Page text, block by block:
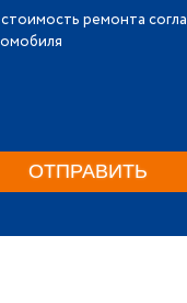
ремонта